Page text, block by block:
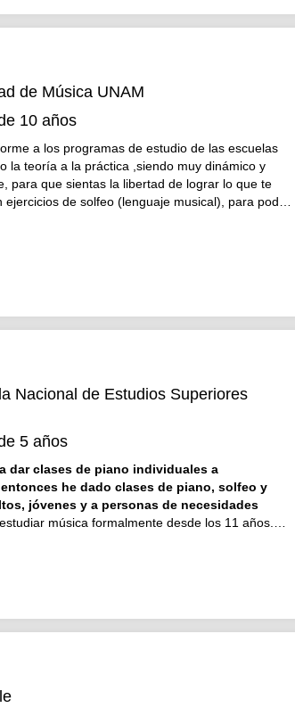
de Música UNAM
10 años
a los programas de estudio de las escuelas
la teoría a la práctica ,siendo muy dinámico y
para que sientas la libertad de lograr lo que te
de solfeo (lenguaje musical), para poder
se trabaja con la rítmica, la melodía, el timbre y la
fundamentales en el estudio serio de la
Nacional de Estudios Superiores
5 años
dar clases de piano individuales a
he dado clases de piano, solfeo y
jóvenes y a personas de necesidades
música formalmente desde los 11 años.
nivel de técnico en piano en el Conservatorio
en proceso de titulación de la Licenciatura de